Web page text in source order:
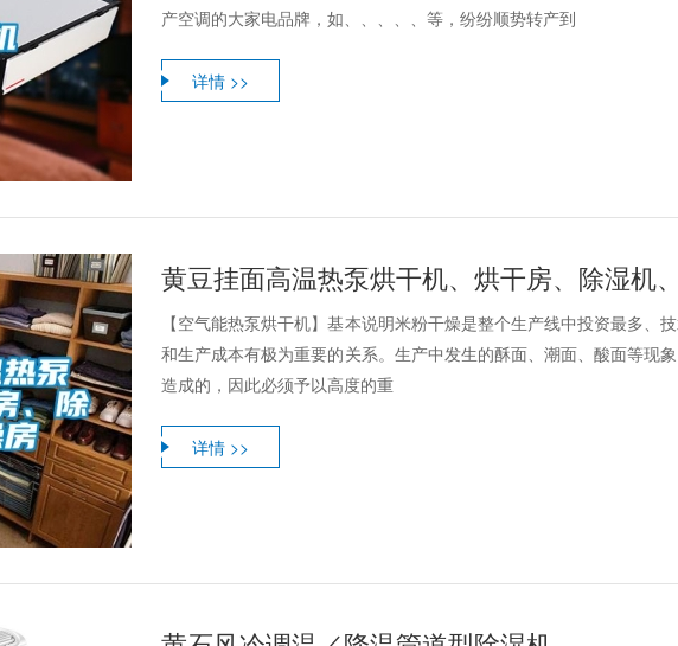
产空调的大家电品牌，如、、、、、等，纷纷顺势转产到
详情 >>
黄豆挂面高温热泵烘干机、烘干房、除湿机
【空气能热泵烘干机】基本说明米粉干燥是整个生产线中投资最多、
和生产成本有极为重要的关系。生产中发生的酥面、潮面、酸面等现
造成的，因此必须予以高度的重
详情 >>